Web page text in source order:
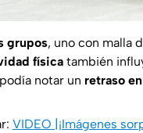
grupos, uno con malla
física también
notar un retraso
VIDEO |¡Imágenes